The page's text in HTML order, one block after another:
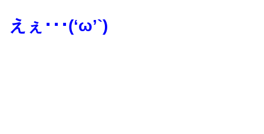
えぇ･･･(‘ω’`)